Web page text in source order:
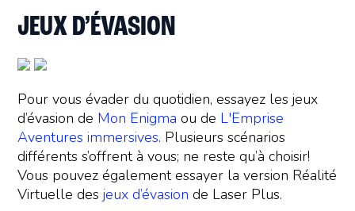
JEUX D’ÉVASION
Pour vous évader du quotidien, essayez les jeux
d’évasion de Mon Enigma ou de L'Emprise
Aventures immersives. Plusieurs scénarios
différents s’offrent à vous; ne reste qu’à choisir!
Vous pouvez également essayer la version Réalité
Virtuelle desjeux d’évasionde Laser Plus.